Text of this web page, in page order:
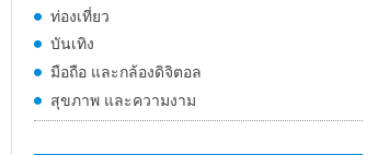
ท่องเที่ยว
บันเทิง
มือถือ และกล้องดิจิตอล
สุขภาพ และความงาม